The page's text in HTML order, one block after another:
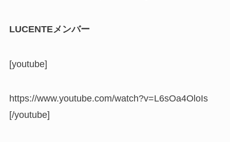
LUCENTEメンバー
[youtube]
https://www.youtube.com/watch?v=L6sOa4OloIs
[/youtube]